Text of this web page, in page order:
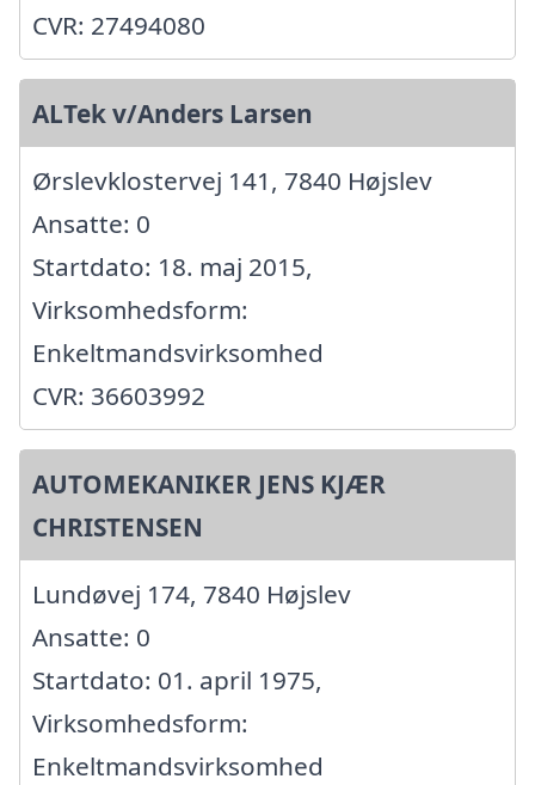
CVR: 27494080
ALTek v/Anders Larsen
Ørslevklostervej 141, 7840 Højslev
Ansatte: 0
Startdato: 18. maj 2015,
Virksomhedsform:
Enkeltmandsvirksomhed
CVR: 36603992
AUTOMEKANIKER JENS KJÆR
CHRISTENSEN
Lundøvej 174, 7840 Højslev
Ansatte: 0
Startdato: 01. april 1975,
Virksomhedsform:
Enkeltmandsvirksomhed